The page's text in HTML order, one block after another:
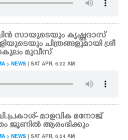
സായുടെയും കൃഷ്ണദാസ്
ചിത്രങ്ങളുമായി ശ്രീ
മുവീസ്
> NEWS | SAT APR, 6:22 AM
മാളവിക മനോജ്
ജൂണിൽ ആരംഭിക്കും
> NEWS | SAT APR, 6:24 AM